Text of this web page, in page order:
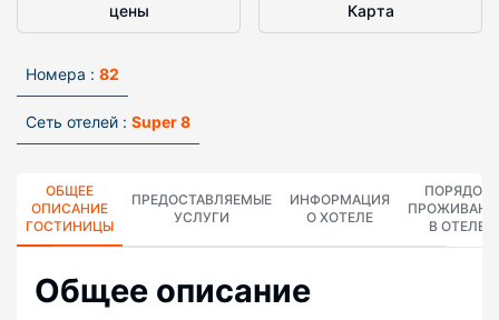
цены Карта
Номера : 82
Сеть отелей : Super 8
ОБЩЕЕ
ОПИСАНИЕ
ГОСТИНИЦЫ
ПРЕДОСТАВЛЯЕМЫЕ
УСЛУГИ
ИНФОРМАЦИЯ
О ХОТЕЛЕ
ПОРЯДОК
В ОТЕЛЕ
Общее описание